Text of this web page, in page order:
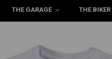
THE GARAGE THE BIKER